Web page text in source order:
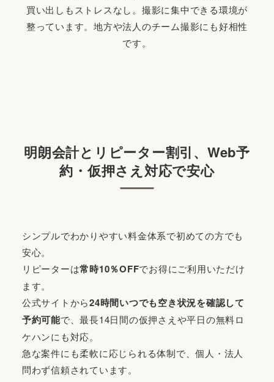
買い出しもストレスなし。撮影に集中できる環境が
整っています。地方や法人のチーム撮影にも好相性
です。
明朗会計とリピーター割引、Web予
約・仮押さえ対応で安心
シンプルでわかりやすい料金体系で初めての方でも
安心。
リピーターは常時10％OFFでお得にご利用いただけ
ます。
公式サイトから24時間いつでも空き状況を確認して
予約可能で、最長14日間の仮押さえや平日の無料ロ
ケハンにも対応。
急な案件にも柔軟に応じられる体制で、個人・法人
問わず信頼されています。